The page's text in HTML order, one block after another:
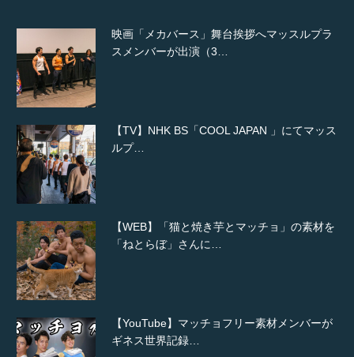
映画「メカバース」舞台挨拶へマッスルプラ
スメンバーが出演（3…
【TV】NHK BS「COOL JAPAN 」にてマッス
ルプ…
【WEB】「猫と焼き芋とマッチョ」の素材を
「ねとらぼ」さんに…
【YouTube】マッチョフリー素材メンバーが
ギネス世界記録…